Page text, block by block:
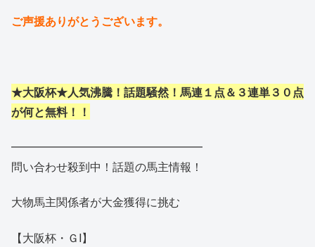
ご声援ありがとうございます。
★大阪杯★人気沸騰！話題騒然！馬連１点＆３連単３０点
が何と無料！！
━━━━━━━━━━━━━━━━━
問い合わせ殺到中！話題の馬主情報！
大物馬主関係者が大金獲得に挑む
【大阪杯・ＧI】